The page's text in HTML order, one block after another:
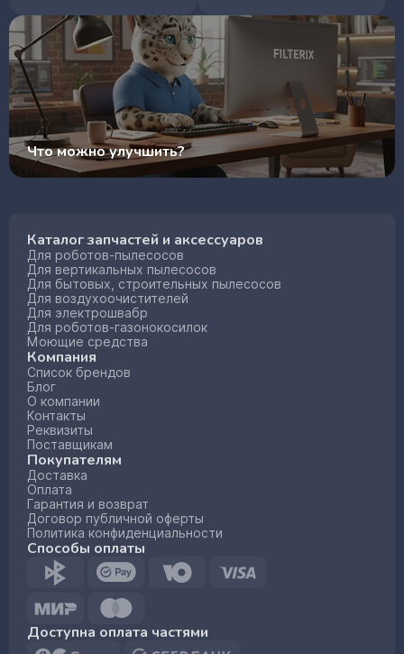
Что можно улучшить?
Каталог запчастей и аксессуаров
Для роботов-пылесосов
Для вертикальных пылесосов
Для бытовых, строительных пылесосов
Для воздухоочистителей
Для электрошвабр
Для роботов-газонокосилок
Моющие средства
Компания
Список брендов
Блог
О компании
Контакты
Реквизиты
Поставщикам
Покупателям
Доставка
Оплата
Гарантия и возврат
Договор публичной оферты
Политика конфиденциальности
Способы оплаты
Доступна оплата частями